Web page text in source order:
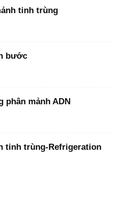
tinh trùng
bước
phân mảnh ADN
tinh trùng-Refrigeration